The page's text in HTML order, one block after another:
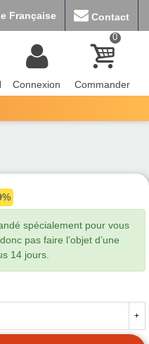
Française Contact
Connexion
0
Commander
spécialement pour vous
pas faire l’objet d’une
14 jours.
+